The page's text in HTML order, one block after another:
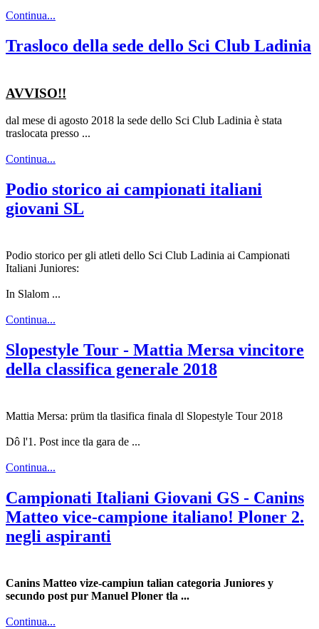
Continua...
Trasloco della sede dello Sci Club Ladinia
AVVISO!!
dal mese di agosto 2018 la sede dello Sci Club Ladinia è stata
traslocata presso ...
Continua...
Podio storico ai campionati italiani
giovani SL
Podio storico per gli atleti dello Sci Club Ladinia ai Campionati
Italiani Juniores:
In Slalom ...
Continua...
Slopestyle Tour - Mattia Mersa vincitore
della classifica generale 2018
Mattia Mersa: prüm tla tlasifica finala dl Slopestyle Tour 2018
Dô l'1. Post ince tla gara de ...
Continua...
Campionati Italiani Giovani GS - Canins
Matteo vice-campione italiano! Ploner 2.
negli aspiranti
Canins Matteo vize-campiun talian categoria Juniores y
secundo post pur Manuel Ploner tla ...
Continua...